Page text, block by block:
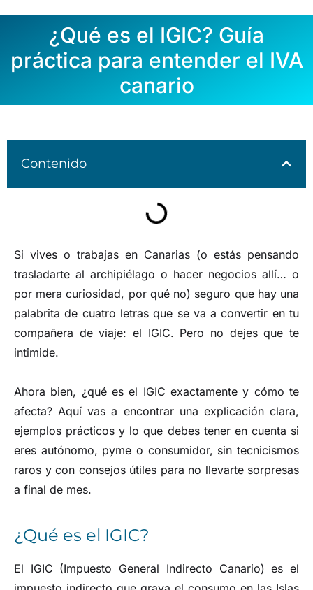
¿Qué es el IGIC? Guía
práctica para entender el IVA
canario
Contenido
Si vives o trabajas en Canarias (o estás pensando
trasladarte al archipiélago o hacer negocios allí… o
por mera curiosidad, por qué no) seguro que hay una
palabrita de cuatro letras que se va a convertir en tu
compañera de viaje: el IGIC. Pero no dejes que te
intimide.
Ahora bien, ¿qué es el IGIC exactamente y cómo te
afecta? Aquí vas a encontrar una explicación clara,
ejemplos prácticos y lo que debes tener en cuenta si
eres autónomo, pyme o consumidor, sin tecnicismos
raros y con consejos útiles para no llevarte sorpresas
a final de mes.
¿Qué es el IGIC?
El IGIC (Impuesto General Indirecto Canario) es el